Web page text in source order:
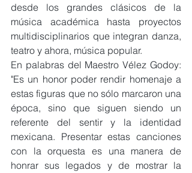
desde los grandes clásicos de la
música académica hasta proyectos
multidisciplinarios que integran danza,
teatro y ahora, música popular.
En palabras del Maestro Vélez Godoy:
"Es un honor poder rendir homenaje a
estas figuras que no sólo marcaron una
época, sino que siguen siendo un
referente del sentir y la identidad
mexicana. Presentar estas canciones
con la orquesta es una manera de
honrar sus legados y de mostrar la